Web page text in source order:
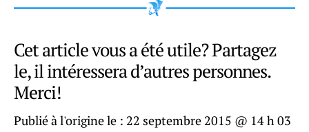
Cet article vous a été utile? Partagez
le, il intéressera d’autres personnes.
Merci!
Publié à l'origine le : 22 septembre 2015 @ 14 h 03